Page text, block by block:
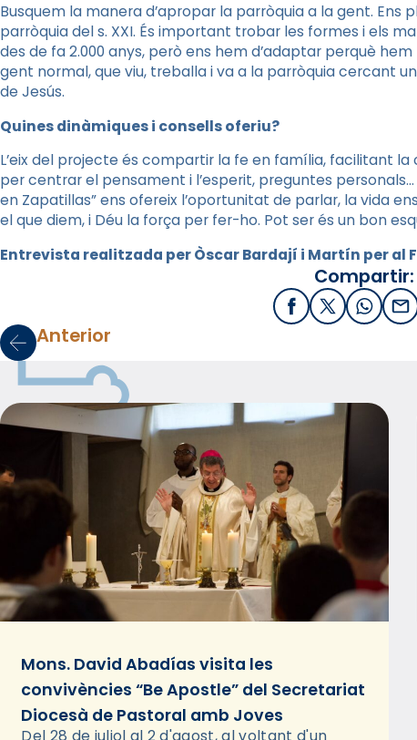
Busquem la manera d’apropar la parròquia a la gent.
parròquia del s. XXI. És important trobar les formes i els
des de fa 2.000 anys, però ens hem d’adaptar perquè
gent normal, que viu, treballa i va a la parròquia cercant
de Jesús.
Quines dinàmiques i consells oferiu?
L’eix del projecte és compartir la fe en família, facilitant
per centrar el pensament i l’esperit, preguntes
en Zapatillas” ens ofereix l’oportunitat de parlar, la vida
el que diem, i Déu la força per fer-ho. Pot ser és un bon
Entrevista realitzada per Òscar Bardají i Martín per al
Compartir:
FacebookX / Twitter
Anterior
Mons. David Abadías visita les
convivències “Be Apostle” del Secretariat
Diocesà de Pastoral amb Joves
Del 28 de juliol al 2 d'agost, al voltant d'un